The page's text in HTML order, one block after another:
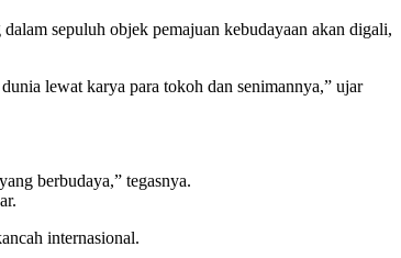
sepuluh objek pemajuan kebudayaan akan digali,
lewat karya para tokoh dan senimannya,” ujar
berbudaya,” tegasnya.
internasional.